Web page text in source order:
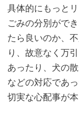
具体的にもっと
ごみの分別がで
たら良いのか、
り、故意なく万
あったり、犬の
などの対応であ
切実な心配事が本